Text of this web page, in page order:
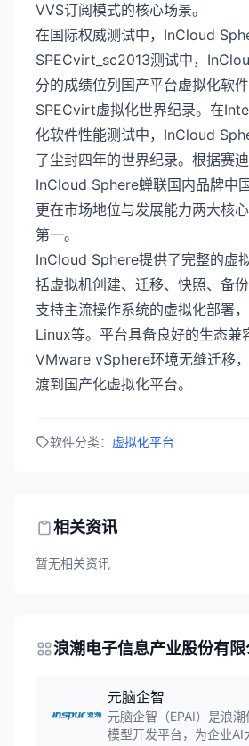
VVS订阅模式的核心场景。
在国际权威测试中，InCloud
SPECvirt_sc2013测试中，
分的成绩位列国产平台虚拟化软
SPECvirt虚拟化世界纪录。在
化软件性能测试中，InCloud
了尘封四年的世界纪录。根据赛迪
InCloud Sphere蝉联国内品牌中
更在市场地位与发展能力两大核
第一。
InCloud Sphere提供了完整的虚
括虚拟机创建、迁移、快照、备份
支持主流操作系统的虚拟化部署
Linux等。平台具备良好的生态兼
VMware vSphere环境无缝迁移
渡到国产化虚拟化平台。
软件分类： 虚拟化平台
相关资讯
暂无相关资讯
浪潮电子信息产业股份有
元脑企智
元脑企智（EPAI）是浪
模型开发平台，为企业AI